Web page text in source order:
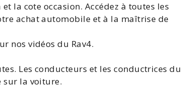
la cote occasion. Accédez à toutes les
achat automobile et à la maîtrise de
nos vidéos du Rav4.
Les conducteurs et les conductrices du
sur la voiture.